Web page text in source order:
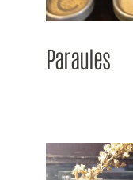
Paraules